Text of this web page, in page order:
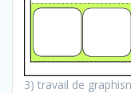
3) travail de